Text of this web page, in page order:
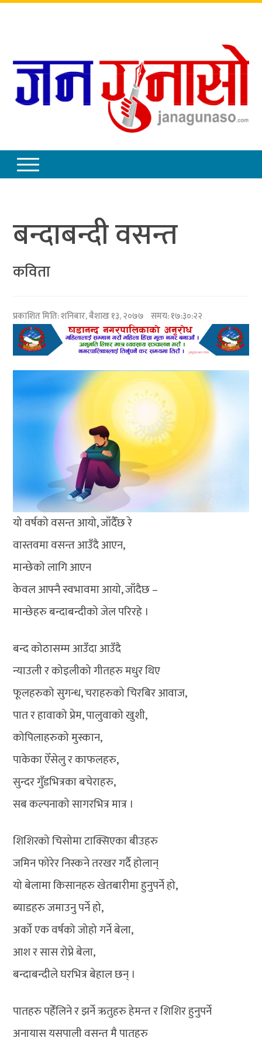
बन्दाबन्दी वसन्त
कविता
प्रकाशित मिति:शनिबार, बैशाख १३, २०७७ समय: १७:३०:२२
यो वर्षको वसन्त आयो, जाँदैँछ रे
वास्तवमा वसन्त आउँदै आएन,
मान्छेको लागि आएन
केवल आफ्नै स्वभावमा आयो, जाँदैछ –
मान्छेहरु बन्दाबन्दीको जेल परिरहे ।
बन्द कोठासम्म आउँदा आउँदै
न्याउली र कोइलीको गीतहरु मधुर थिए
फूलहरुको सुगन्ध, चराहरुको चिरबिर आवाज,
पात र हावाको प्रेम, पालुवाको खुशी,
कोपिलाहरुको मुस्कान,
पाकेका ऐँसेलु र काफलहरु,
सुन्दर गुँडभित्रका बचेराहरु,
सब कल्पनाको सागरभित्र मात्र ।
शिशिरको चिसोमा टाक्सिएका बीउहरु
जमिन फोरेर निस्कने तरखर गर्दै होलान्
यो बेलामा किसानहरु खेतबारीमा हुनुपर्ने हो,
ब्याडहरु जमाउनु पर्ने हो,
अर्को एक वर्षको जोहो गर्ने बेला,
आश र सास रोप्ने बेला,
बन्दाबन्दीले घरभित्र बेहाल छन् ।
पातहरु पहेँलिने र झर्ने ऋतुहरु हेमन्त र शिशिर हुनुपर्ने
अनायास यसपाली वसन्त मै पातहरु